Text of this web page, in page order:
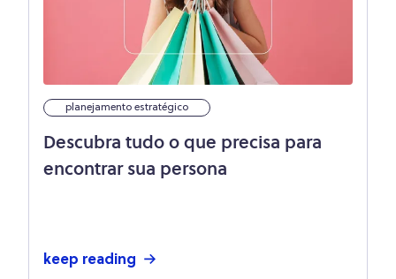
planejamento estratégico
Descubra tudo o que precisa para
encontrar sua persona
keep reading